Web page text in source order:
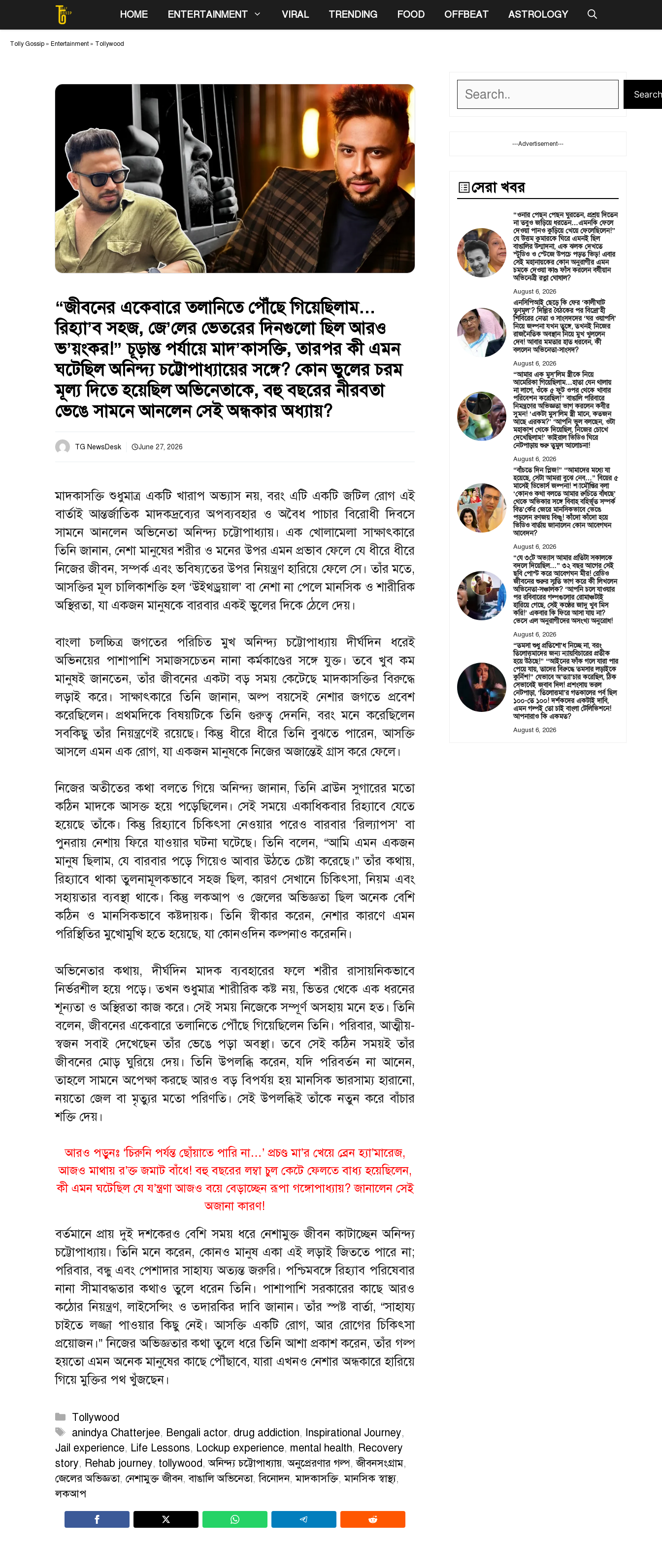
to
content
HOME ENTERTAINMENT VIRAL TRENDING FOOD OFFBEAT ASTROLOGY
Tolly Gossip » Entertainment » Tollywood
“জীবনের একেবারে তলানিতে পৌঁছে গিয়েছিলাম…
রিহ্যা’ব সহজ, জে’লের ভেতরের দিনগুলো ছিল আরও
ভ’য়ংকর!” চূড়ান্ত পর্যায়ে মাদ’কাসক্তি, তারপর কী এমন
ঘটেছিল অনিন্দ্য চট্টোপাধ্যায়ের সঙ্গে? কোন ভুলের চরম
মূল্য দিতে হয়েছিল অভিনেতাকে, বহু বছরের নীরবতা
ভেঙে সামনে আনলেন সেই অন্ধকার অধ্যায়?
TG NewsDesk June 27, 2026
মাদকাসক্তি শুধুমাত্র একটি খারাপ অভ্যাস নয়, বরং এটি একটি জটিল রোগ এই
বার্তাই আন্তর্জাতিক মাদকদ্রব্যের অপব্যবহার ও অবৈধ পাচার বিরোধী দিবসে
সামনে আনলেন অভিনেতা অনিন্দ্য চট্টোপাধ্যায়। এক খোলামেলা সাক্ষাৎকারে
তিনি জানান, নেশা মানুষের শরীর ও মনের উপর এমন প্রভাব ফেলে যে ধীরে ধীরে
নিজের জীবন, সম্পর্ক এবং ভবিষ্যতের উপর নিয়ন্ত্রণ হারিয়ে ফেলে সে। তাঁর মতে,
আসক্তির মূল চালিকাশক্তি হল ‘উইথড্রয়াল’ বা নেশা না পেলে মানসিক ও শারীরিক
অস্থিরতা, যা একজন মানুষকে বারবার একই ভুলের দিকে ঠেলে দেয়।
বাংলা চলচ্চিত্র জগতের পরিচিত মুখ অনিন্দ্য চট্টোপাধ্যায় দীর্ঘদিন ধরেই
অভিনয়ের পাশাপাশি সমাজসচেতন নানা কর্মকাণ্ডের সঙ্গে যুক্ত। তবে খুব কম
মানুষই জানতেন, তাঁর জীবনের একটা বড় সময় কেটেছে মাদকাসক্তির বিরুদ্ধে
লড়াই করে। সাক্ষাৎকারে তিনি জানান, অল্প বয়সেই নেশার জগতে প্রবেশ
করেছিলেন। প্রথমদিকে বিষয়টিকে তিনি গুরুত্ব দেননি, বরং মনে করেছিলেন
সবকিছু তাঁর নিয়ন্ত্রণেই রয়েছে। কিন্তু ধীরে ধীরে তিনি বুঝতে পারেন, আসক্তি
আসলে এমন এক রোগ, যা একজন মানুষকে নিজের অজান্তেই গ্রাস করে ফেলে।
নিজের অতীতের কথা বলতে গিয়ে অনিন্দ্য জানান, তিনি ব্রাউন সুগারের মতো
কঠিন মাদকে আসক্ত হয়ে পড়েছিলেন। সেই সময়ে একাধিকবার রিহ্যাবে যেতে
হয়েছে তাঁকে। কিন্তু রিহ্যাবে চিকিৎসা নেওয়ার পরেও বারবার ‘রিল্যাপস’ বা
পুনরায় নেশায় ফিরে যাওয়ার ঘটনা ঘটেছে। তিনি বলেন, “আমি এমন একজন
মানুষ ছিলাম, যে বারবার পড়ে গিয়েও আবার উঠতে চেষ্টা করেছে।” তাঁর কথায়,
রিহ্যাবে থাকা তুলনামূলকভাবে সহজ ছিল, কারণ সেখানে চিকিৎসা, নিয়ম এবং
সহায়তার ব্যবস্থা থাকে। কিন্তু লকআপ ও জেলের অভিজ্ঞতা ছিল অনেক বেশি
কঠিন ও মানসিকভাবে কষ্টদায়ক। তিনি স্বীকার করেন, নেশার কারণে এমন
পরিস্থিতির মুখোমুখি হতে হয়েছে, যা কোনওদিন কল্পনাও করেননি।
অভিনেতার কথায়, দীর্ঘদিন মাদক ব্যবহারের ফলে শরীর রাসায়নিকভাবে
নির্ভরশীল হয়ে পড়ে। তখন শুধুমাত্র শারীরিক কষ্ট নয়, ভিতর থেকে এক ধরনের
শূন্যতা ও অস্থিরতা কাজ করে। সেই সময় নিজেকে সম্পূর্ণ অসহায় মনে হত। তিনি
বলেন, জীবনের একেবারে তলানিতে পৌঁছে গিয়েছিলেন তিনি। পরিবার, আত্মীয়-
স্বজন সবাই দেখেছেন তাঁর ভেঙে পড়া অবস্থা। তবে সেই কঠিন সময়ই তাঁর
জীবনের মোড় ঘুরিয়ে দেয়। তিনি উপলব্ধি করেন, যদি পরিবর্তন না আনেন,
তাহলে সামনে অপেক্ষা করছে আরও বড় বিপর্যয় হয় মানসিক ভারসাম্য হারানো,
নয়তো জেল বা মৃত্যুর মতো পরিণতি। সেই উপলব্ধিই তাঁকে নতুন করে বাঁচার
শক্তি দেয়।
আরও পড়ুনঃ ‘চিরুনি পর্যন্ত ছোঁয়াতে পারি না…’ প্রচণ্ড মা’র খেয়ে ব্রেন হ্যা’মারেজ,
আজও মাথায় র’ক্ত জমাট বাঁধে! বহু বছরের লম্বা চুল কেটে ফেলতে বাধ্য হয়েছিলেন,
কী এমন ঘটেছিল যে য’ন্ত্রণা আজও বয়ে বেড়াচ্ছেন রূপা গঙ্গোপাধ্যায়? জানালেন সেই
অজানা কারণ!
বর্তমানে প্রায় দুই দশকেরও বেশি সময় ধরে নেশামুক্ত জীবন কাটাচ্ছেন অনিন্দ্য
চট্টোপাধ্যায়। তিনি মনে করেন, কোনও মানুষ একা এই লড়াই জিততে পারে না;
পরিবার, বন্ধু এবং পেশাদার সাহায্য অত্যন্ত জরুরি। পশ্চিমবঙ্গে রিহ্যাব পরিষেবার
নানা সীমাবদ্ধতার কথাও তুলে ধরেন তিনি। পাশাপাশি সরকারের কাছে আরও
কঠোর নিয়ন্ত্রণ, লাইসেন্সিং ও তদারকির দাবি জানান। তাঁর স্পষ্ট বার্তা, “সাহায্য
চাইতে লজ্জা পাওয়ার কিছু নেই। আসক্তি একটি রোগ, আর রোগের চিকিৎসা
প্রয়োজন।” নিজের অভিজ্ঞতার কথা তুলে ধরে তিনি আশা প্রকাশ করেন, তাঁর গল্প
হয়তো এমন অনেক মানুষের কাছে পৌঁছাবে, যারা এখনও নেশার অন্ধকারে হারিয়ে
গিয়ে মুক্তির পথ খুঁজছেন।
Categories
Tollywood
Tags
anindya Chatterjee, Bengali actor, drug addiction, Inspirational Journey,
Jail experience, Life Lessons, Lockup experience, mental health, Recovery
story, Rehab journey, tollywood,অনিন্দ্য চট্টোপাধ্যায়,অনুপ্রেরণার গল্প,জীবনসংগ্রাম,
জেলের অভিজ্ঞতা, নেশামুক্ত জীবন,বাঙালি অভিনেতা,বিনোদন,মাদকাসক্তি,মানসিক স্বাস্থ্য,
লকআপ
Search
---Advertisement---
সেরা খবর
“ওনার পেছন পেছন ঘুরতেন, প্রশ্রয় দিতেন
না তবুও জড়িয়ে ধরতেন…এমনকি ফেলে
দেওয়া পানও কুড়িয়ে খেয়ে ফেলেছিলেন!”
যে উত্তম কুমারকে ঘিরে এমনই ছিল
বাঙালির উন্মাদনা, এক ঝলক দেখতে
স্টুডিও ও স্টেজে উপচে পড়ত ভিড়! এবার
সেই মহানায়কের কোন অনুরাগীর এমন
চমকে দেওয়া কাণ্ড ফাঁস করলেন বর্ষীয়ান
অভিনেত্রী রত্না ঘোষাল?
August 6, 2026
এনসিপিআই ছেড়ে কি ফের ‘কালীঘাট
তৃণমূল’? দিল্লির বৈঠকের পর বিদ্রো’হী
শিবিরের নেতা ও সাংসদদের ‘ঘর ওয়াপসি’
নিয়ে জল্পনা যখন তুঙ্গে, তখনই নিজের
রাজনৈতিক অবস্থান নিয়ে মুখ খুললেন
দেব! আবার মমতার হাত ধরবেন, কী
বললেন অভিনেতা-সাংসদ?
August 6, 2026
“আমার এক মুস’লিম স্ত্রীকে নিয়ে
আমেরিকা গিয়েছিলাম…হাতা যেন থালায়
না লাগে, ওঁকে ৫ ফুট ওপর থেকে খাবার
পরিবেশন করেছিল!” বাঙালি পরিবারে
নিমন্ত্রণের অভিজ্ঞতা ভাগ করলেন কবীর
সুমন! ‘একটা মুস’লিম স্ত্রী মানে, কতজন
আছে এরকম?’ ‘আপনি ভুল বলছেন, ওটা
মহাকাশ থেকে দিয়েছিল, নিজের চোখে
দেখেছিলাম!’ ভাইরাল ভিডিও ঘিরে
নেটপাড়ায় শুরু তুমুল আলোচনা!
August 6, 2026
“বাঁচতে দিন প্লিজ!” “আমাদের মধ্যে যা
হয়েছে, সেটা আমরা বুঝে নেব…” বিয়ের ৫
মাসেই ডিভোর্স জল্পনা! শ্যামৌপ্তির বলা
‘কোনও কথা বলতে আমার রুচিতে বাঁধছে’
থেকে অভিকার সঙ্গে বিবাহ বহির্ভূত সম্পর্ক
বিত’র্কের জেরে মানসিকভাবে ভেঙে
পড়লেন রণজয় বিষ্ণু! কাঁদো কাঁদো হয়ে
ভিডিও বার্তায় জানালেন কোন আবেগঘন
আবেদন?
August 6, 2026
“যে ৩টে অভ্যাস আমার প্রতিটা সকালকে
বদলে দিয়েছিল…” ৩২ বছর আগের সেই
ছবি পোস্ট করে আবেগঘন মীর! রেডিও
জীবনের শুরুর স্মৃতি ভাগ করে কী লিখলেন
অভিনেতা-সঞ্চালক? ‘আপনি চলে যাওয়ার
পর রবিবারের গল্পগুলোর রোমাঞ্চটাই
হারিয়ে গেছে, সেই কণ্ঠের জাদু খুব মিস
করি!’ একবার কি ফিরে আসা যায় না?
ভেসে এল অনুরাগীদের অসংখ্য অনুরোধ!
August 6, 2026
“তমসা শুধু প্রতিশো’ধ নিচ্ছে না, বরং
তিলোত্তমাদের জন্য ন্যায়বিচারের প্রতীক
হয়ে উঠছে!” “আইনের ফাঁক গলে যারা পার
পেয়ে যায়, তাদের বিরুদ্ধে তমসার লড়াইকে
কুর্নিশ!” যেভাবে অ’ত্যা’চার করেছিল, ঠিক
সেভাবেই জবাব দিল! প্রশংসায় ভরল
নেটপাড়া, ‘তিলোত্তমা’র গতকালের পর্ব ছিল
১০০-তে ১০০! দর্শকদের একটাই দাবি,
এমন গল্পই তো চাই বাংলা টেলিভিশনে!
আপনারাও কি একমত?
August 6, 2026